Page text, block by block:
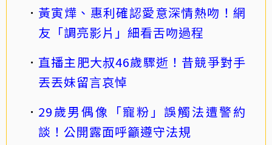
黃寅燁、惠利確認愛意深情熱吻！網
友「調亮影片」細看舌吻過程
直播主肥大叔46歲驟逝！昔競爭對手
丟丟妹留言哀悼
29歲男偶像「寵粉」誤觸法遭警約
談！公開露面呼籲遵守法規